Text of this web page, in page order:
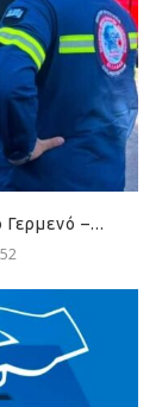
–...